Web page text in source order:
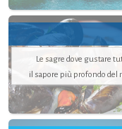
Le sagre dove gustare
il sapore più profondo del